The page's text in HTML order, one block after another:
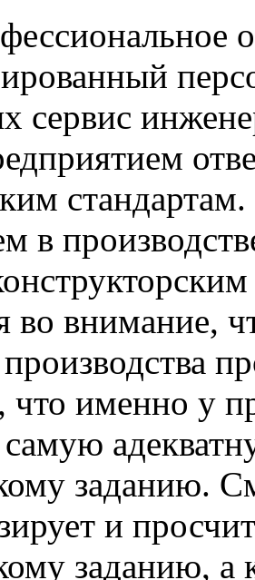
сервис
в
во внимание,
что именно у
заданию.
и
заданию, а